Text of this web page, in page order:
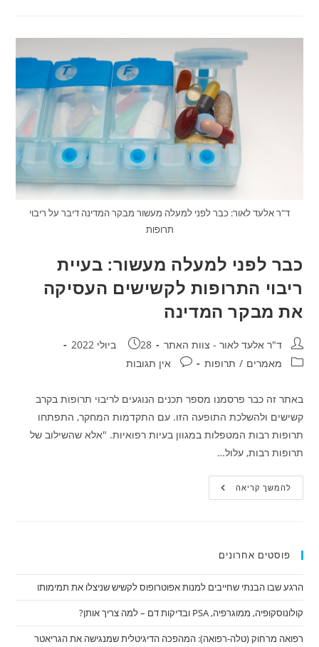
של
הוריהם
הקשישים
ד"ר אלעד לאור: כבר לפני למעלה מעשור מבקר המדינה דיבר על ריבוי
תרופות
כבר לפני למעלה מעשור: בעיית
ריבוי התרופות לקשישים העסיקה
את מבקר המדינה
מחבר:ד"ר אלעד לאור - צוות האתר פורסם:
28 ביולי 2022
קטגוריה:מאמרים / תרופות תגובות:אין תגובות
באתר זה כבר פרסמנו מספר תכנים הנוגעים לריבוי תרופות בקרב
קשישים ולהשלכת התופעה הזו. עם התקדמות המחקר, התפתחו
תרופות רבות המטפלות במגוון בעיות רפואיות. "אלא שהשילוב של
תרופות רבות, עלול…
להמשך קריאהכבר
לפני
לקשישים
מבקר
פוסטים אחרונים
הרגע שבו הבנתי שחייבים למנות אפוטרופוס לקשיש שניצלו את תמימותו
קולונוסקופיה, ממוגרפיה, PSA ובדיקות דם – למה צריך אותן?
רפואה מרחוק (טלה-רפואה): המהפכה הדיגיטלית שמנגישה את הגריאטר